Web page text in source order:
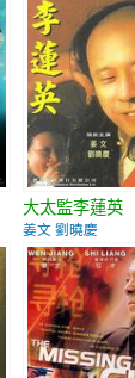
大太監李蓮英
姜文 劉曉慶